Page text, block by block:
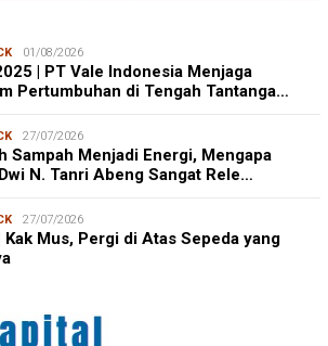
01/08/2026
| PT Vale Indonesia Menjaga
Pertumbuhan di Tengah Tantanga…
27/07/2026
Sampah Menjadi Energi, Mengapa
N. Tanri Abeng Sangat Rele…
27/07/2026
Kak Mus, Pergi di Atas Sepeda yang